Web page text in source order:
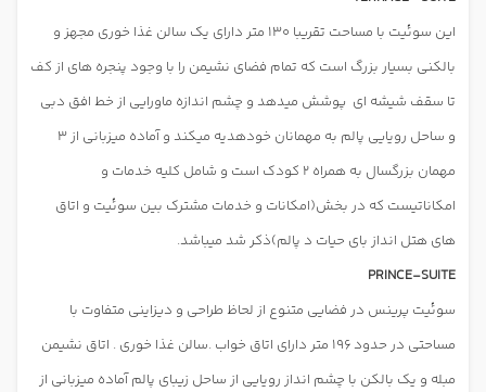
این سوئیت با مساحت تقریبا 130 متر دارای یک سالن غذا خوری مجهز و
بالکنی بسیار بزرگ است که تمام فضای نشیمن را با وجود پنجره های از کف
تا سقف شیشه ای پوشش میدهد و چشم اندازه ماورایی از خط افق دبی
و ساحل رویایی پالم به مهمانان خودهدیه میکند و آماده میزبانی از 3
مهمان بزرگسال به همراه 2 کودک است و شامل کلیه خدمات و
امکاناتیست که در بخش(امکانات و خدمات مشترک بین سوئیت و اتاق
های هتل انداز بای حیات د پالم)ذکر شد میباشد.
PRINCE-SUITE
سوئیت پرینس در فضایی متنوع از لحاظ طراحی و دیزاینی متفاوت با
مساحتی در حدود 196 متر دارای اتاق خواب .سالن غذا خوری . اتاق نشیمن
مبله و یک بالکن با چشم انداز رویایی از ساحل زیبای پالم آماده میزبانی از